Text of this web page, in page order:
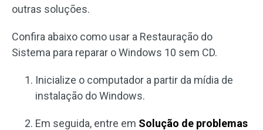
outras soluções.
Confira abaixo como usar a Restauração do
Sistema para reparar o Windows 10 sem CD.
Inicialize o computador a partir da mídia de
instalação do Windows.
Em seguida, entre em Solução de problemas